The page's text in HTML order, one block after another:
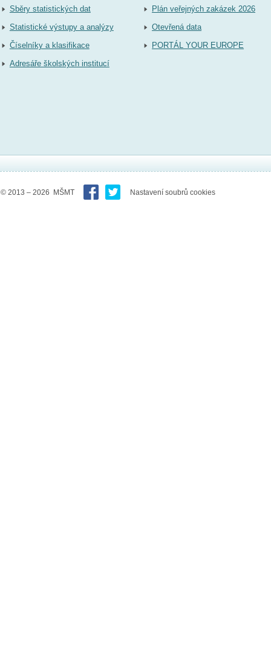
Sběry statistických dat
Statistické výstupy a analýzy
Číselníky a klasifikace
Adresáře školských institucí
Plán veřejných zakázek 2026
Otevřená data
PORTÁL YOUR EUROPE
© 2013 – 2026 MŠMT Nastavení soubrů cookies